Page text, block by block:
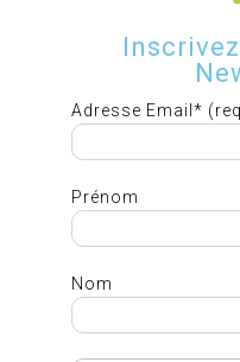
Adresse Email*
Prénom
Nom